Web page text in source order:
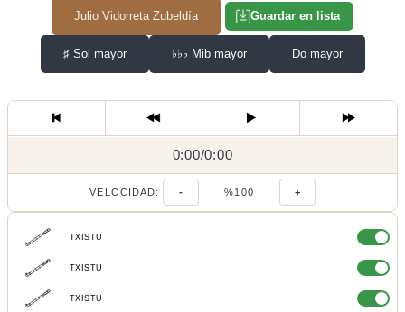
Julio Vidorreta Zubeldía Guardar en lista
♯Sol mayor ♭♭♭ Mib mayor Do mayor
0:00/
0:00/0:00
VELOCIDAD: - %100 +
TXISTU
TXISTU
TXISTU